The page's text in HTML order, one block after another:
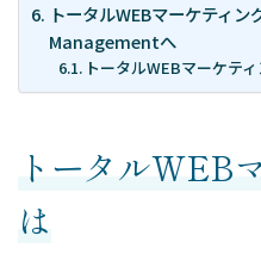
トータルWEBマーケティ
Managementへ
トータルWEBマーケテ
トータルWEB
は